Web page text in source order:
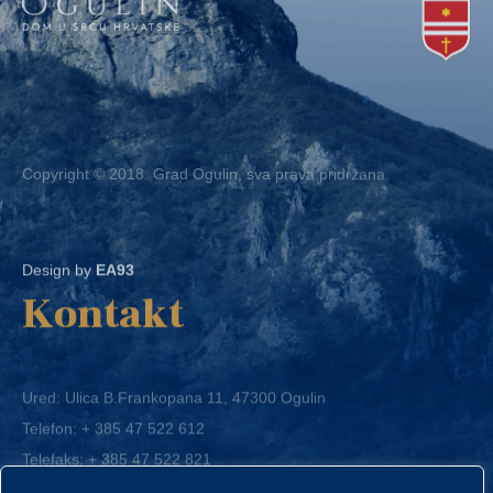
Copyright © 2018. Grad Ogulin, sva prava pridržana.
Design byEA93
Kontakt
Ured: Ulica B.Frankopana 11, 47300 Ogulin
Telefon:+ 385 47 522 612
Telefaks:+ 385 47 522 821
E-mail:grad-ogulin@ogulin.hr